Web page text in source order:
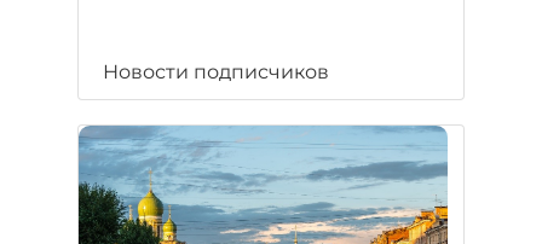
Новости подписчиков